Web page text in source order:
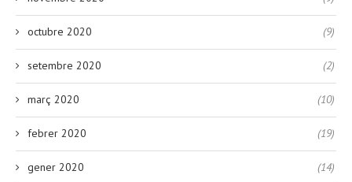
octubre 2020 (9)
setembre 2020 (2)
març 2020 (10)
febrer 2020 (19)
gener 2020 (14)